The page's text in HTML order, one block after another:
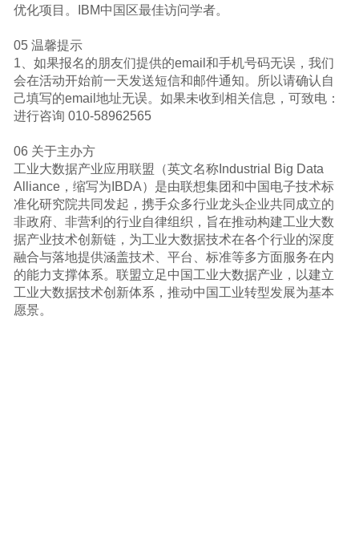
优化项目。IBM中国区最佳访问学者。
05 温馨提示
1、如果报名的朋友们提供的email和手机号码无误，我们
会在活动开始前一天发送短信和邮件通知。所以请确认自
己填写的email地址无误。如果未收到相关信息，可致电：
进行咨询 010-58962565
06 关于主办方
工业大数据产业应用联盟（英文名称Industrial Big Data
Alliance，缩写为IBDA）是由联想集团和中国电子技术标
准化研究院共同发起，携手众多行业龙头企业共同成立的
非政府、非营利的行业自律组织，旨在推动构建工业大数
据产业技术创新链，为工业大数据技术在各个行业的深度
融合与落地提供涵盖技术、平台、标准等多方面服务在内
的能力支撑体系。联盟立足中国工业大数据产业，以建立
工业大数据技术创新体系，推动中国工业转型发展为基本
愿景。